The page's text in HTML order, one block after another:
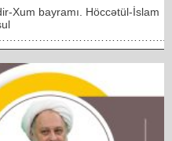
Xum bayramı. Höccətül-İslam